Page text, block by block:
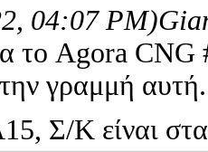
04:07 PM)
το Agora CNG
γραμμή αυτή.
Σ/Κ είναι